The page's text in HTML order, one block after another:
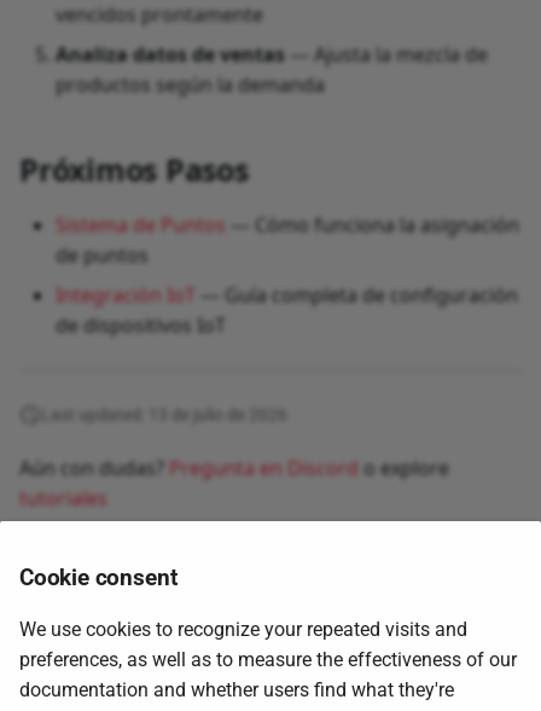
vencidos prontamente
Analiza datos de ventas — Ajusta la mezcla de
productos según la demanda
Próximos Pasos
Sistema de Puntos — Cómo funciona la asignación
de puntos
Integración IoT
— Guía completa de configuración
de dispositivos IoT
Aún con dudas? Pregunta en Discord o explore
tutoriales
Cookie consent
We use cookies to recognize your repeated visits and
preferences, as well as to measure the effectiveness of our
documentation and whether users find what they're